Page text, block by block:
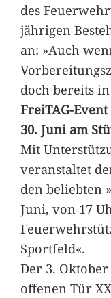
des
jährigen
an: »Auch
doch bereits
FreiTAG-Event
30. Juni am
Mit
veranstaltet
den beliebten
Juni, von 17
Sportfeld«.
Der 3.
offenen Tür